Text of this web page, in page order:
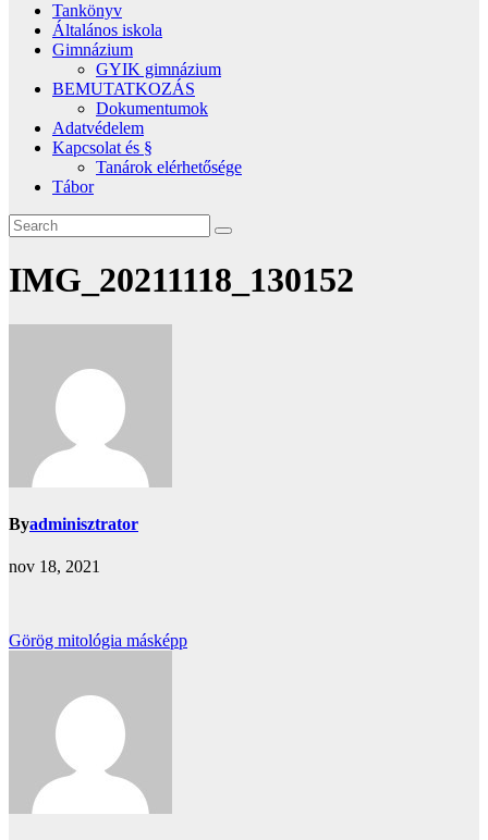
Tankönyv
Általános iskola
Gimnázium
GYIK gimnázium
BEMUTATKOZÁS
Dokumentumok
Adatvédelem
Kapcsolat és §
Tanárok elérhetősége
Tábor
IMG_20211118_130152
Byadminisztrator
nov 18, 2021
Bejegyzés
Görög mitológia másképp